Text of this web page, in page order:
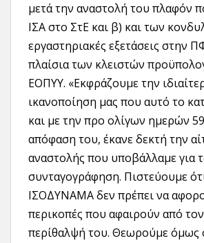
μετά την αναστολή του πλαφόν
ΙΣΑ στο ΣτΕ και β) και των
εργαστηριακές εξετάσεις στην
πλαίσια των κλειστών
ΕΟΠΥΥ. «Εκφράζουμε την
ικανοποίηση μας που αυτό το
και με την προ ολίγων ημερών
απόφαση του, έκανε δεκτή την
αναστολής που υποβάλλαμε για
συνταγογράφηση. Πιστεύουμε
ΙΣΟΔΥΝΑΜΑ δεν πρέπει να
περικοπές που αφαιρούν από
περίθαλψή του. Θεωρούμε όμως